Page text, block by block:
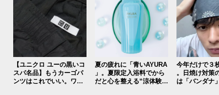
【ユニクロ ユーの黒いコ
スパ名品】もうカーゴパ
ンツはこれでいい。ワー
夏の疲れに「青いAYURA
」。夏限定入浴料でから
だと心を整える“涼体験”
今年だけで３
。日焼け対策
は「バンダナ